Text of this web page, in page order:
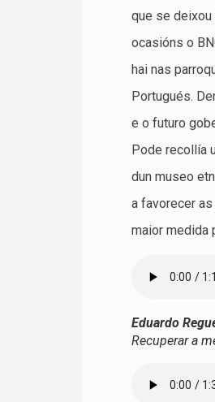
que se deixou
ocasións o
hai nas
Portugués.
e o futuro
Pode recollía
dun museo
a favorecer
maior medida
Eduardo
Recuperar a